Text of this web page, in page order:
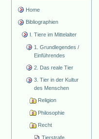
Home
Bibliographien
I. Tiere im Mittelalter
1. Grundlegendes /
Einführendes
2. Das reale Tier
3. Tier in der Kultur
des Menschen
Religion
Philosophie
Recht
Tierstrafe,